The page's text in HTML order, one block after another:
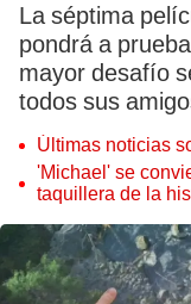
La séptima
pondrá a
mayor desafío
todos sus
Últimas noticias
'Michael' se
taquillera de la